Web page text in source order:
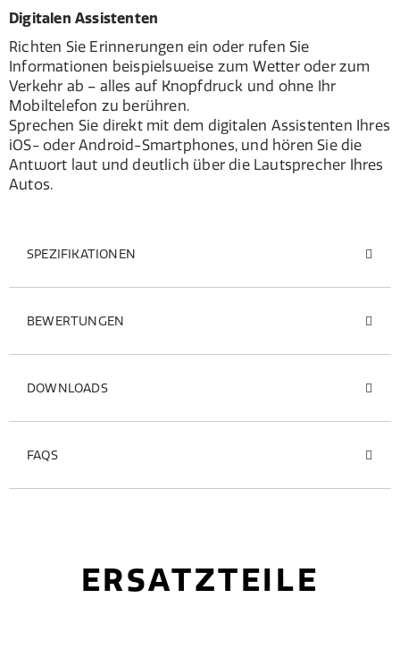
Digitalen Assistenten
Richten Sie Erinnerungen ein oder rufen Sie
Informationen beispielsweise zum Wetter oder zum
Verkehr ab – alles auf Knopfdruck und ohne Ihr
Mobiltelefon zu berühren.
Sprechen Sie direkt mit dem digitalen Assistenten Ihres
iOS- oder Android-Smartphones, und hören Sie die
Antwort laut und deutlich über die Lautsprecher Ihres
Autos.
SPEZIFIKATIONEN
BEWERTUNGEN
DOWNLOADS
FAQS
ERSATZTEILE